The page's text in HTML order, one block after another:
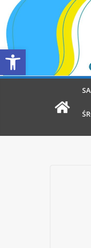
Otwórz
Przejdź
do
treści